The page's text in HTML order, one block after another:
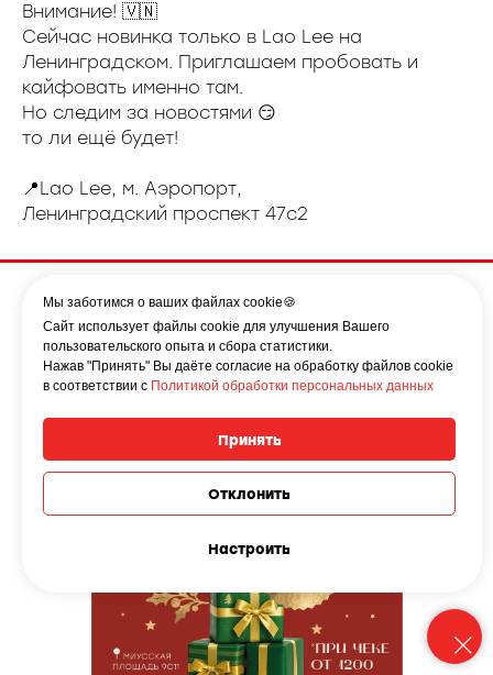
Внимание! 🇻🇳
Сейчас новинка только в Lao Lee на
Ленинградском. Приглашаем пробовать и
кайфовать именно там.
Но следим за новостями 😏
то ли ещё будет!
📍Lao Lee, м. Аэропорт,
Ленинградский проспект 47с2
Мы заботимся о ваших файлах cookie🍪
Сайт использует файлы cookie для улучшения Вашего
пользовательского опыта и сбора статистики.
Нажав "Принять" Вы даёте согласие на обработку файлов cookie
в соответствии с Политикой обработки персональных данных
Принять
Отклонить
Настроить